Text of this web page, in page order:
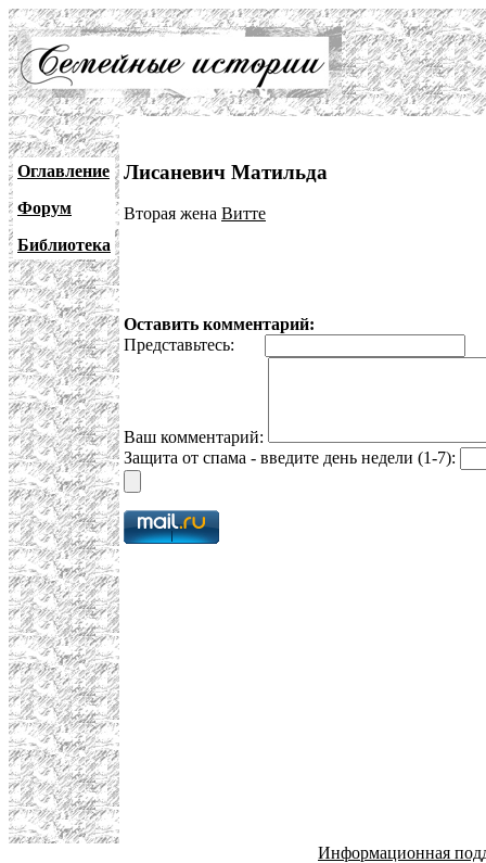
Оглавление
Форум
Библиотека
Лисаневич Матильда
Вторая жена Витте
Оставить комментарий:
Представьтесь:
Ваш комментарий:
Защита от спама - введите день недели (1-7):
Информационная